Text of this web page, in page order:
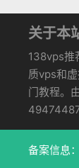
关于本
138vps推
质vps和
门教程。
备案信息：